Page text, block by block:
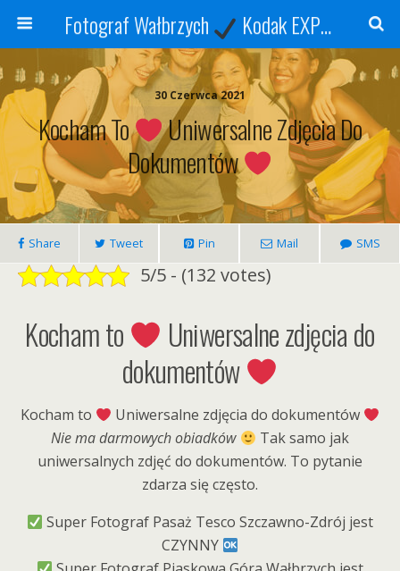
Fotograf Wałbrzych Kodak EXPRESS
30 Czerwca 2021
Kocham To
Uniwersalne Zdjęcia Do
Dokumentów
Share Tweet Pin Mail SMS
5/5 - (132 votes)
Kocham to
Uniwersalne zdjęcia do
dokumentów
Kocham to
Uniwersalne zdjęcia do dokumentów
Nie ma darmowych obiadków
Tak samo jak
uniwersalnych zdjęć do dokumentów. To pytanie
zdarza się często.
Super Fotograf Pasaż Tesco Szczawno-Zdrój jest
CZYNNY